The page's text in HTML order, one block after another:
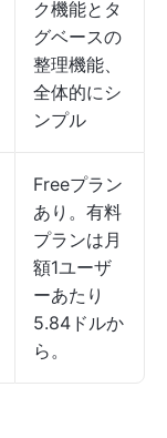
ク機能とタ
グベースの
整理機能、
全体的にシ
ンプル
Freeプラン
あり。有料
プランは月
額1ユーザ
ーあたり
5.84ドルか
ら。